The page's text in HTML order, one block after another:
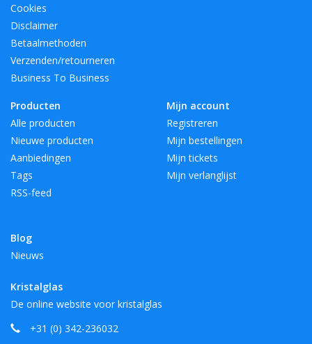
Cookies
Disclaimer
Betaalmethoden
Verzenden/retourneren
Business To Business
Producten
Alle producten
Nieuwe producten
Aanbiedingen
Tags
RSS-feed
Blog
Nieuws
Mijn account
Registreren
Mijn bestellingen
Mijn tickets
Mijn verlanglijst
Kristalglas
De online website voor kristalglas
+31 (0) 342-236032